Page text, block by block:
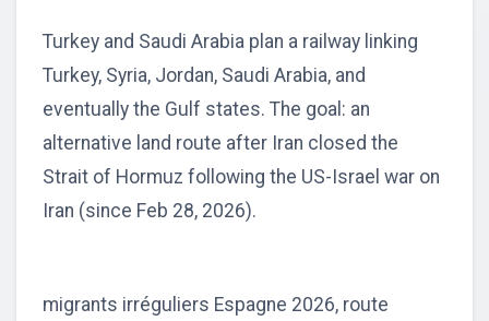
Turkey and Saudi Arabia plan a railway linking
Turkey, Syria, Jordan, Saudi Arabia, and
eventually the Gulf states. The goal: an
alternative land route after Iran closed the
Strait of Hormuz following the US-Israel war on
Iran (since Feb 28, 2026).
migrants irréguliers Espagne 2026, route